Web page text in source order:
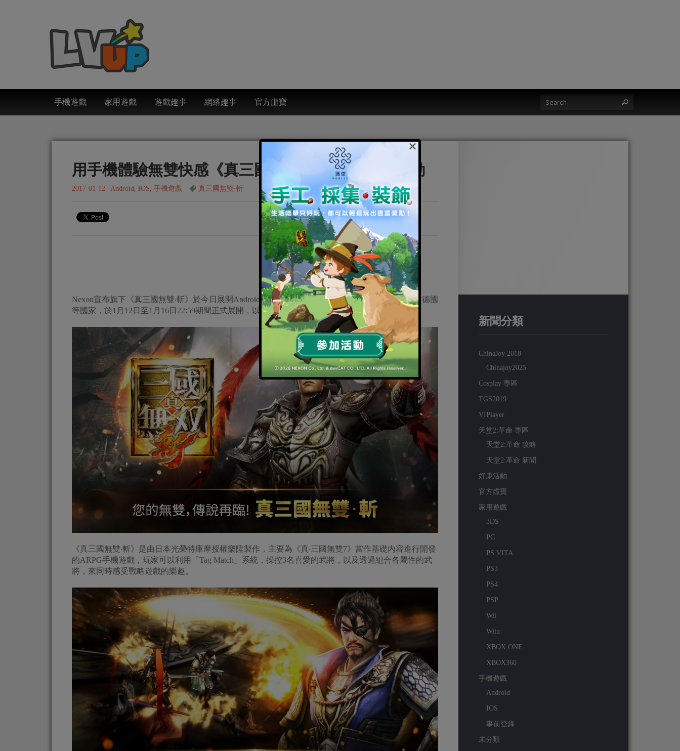
手機遊戲 家用遊戲 遊戲趣事 網絡趣事 官方虛寶
用手機體驗無雙快感《真三國無雙‧斬》菁英測試啟動
2017-01-12 Android, IOS, 手機遊戲 真三國無雙‧斬
Nexon宣布旗下《真三國無雙‧斬》於今日展開Android版本封測，本次活動開放韓國、台灣、美國、德國
等國家，於1月12日至1月16日22:59期間正式展開，以下搶先公開《真三國無雙‧斬》精彩遊戲內容。
《真三國無雙‧斬》是由日本光榮特庫摩授權樂陞製作，主要為《真‧三國無雙7》當作基礎內容進行開發
的ARPG手機遊戲，玩家可以利用「Tag Match」系統，操控3名喜愛的武將，以及透過組合各屬性的武
將，來同時感受戰略遊戲的樂趣。
新聞分類
ChinaJoy 2018
Chinajoy2025
Cosplay 專區
TGS2019
VIPlayer
天堂2:革命 專區
天堂2:革命 攻略
天堂2:革命 新聞
好康活動
官方虛寶
家用遊戲
3DS
PC
PS VITA
PS3
PS4
PSP
Wii
Wiiu
XBOX ONE
XBOX360
手機遊戲
Android
IOS
事前登錄
未分類
×